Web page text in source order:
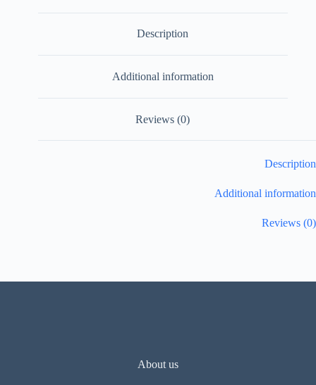
Description
Additional information
Reviews (0)
Description
Additional information
Reviews (0)
About us